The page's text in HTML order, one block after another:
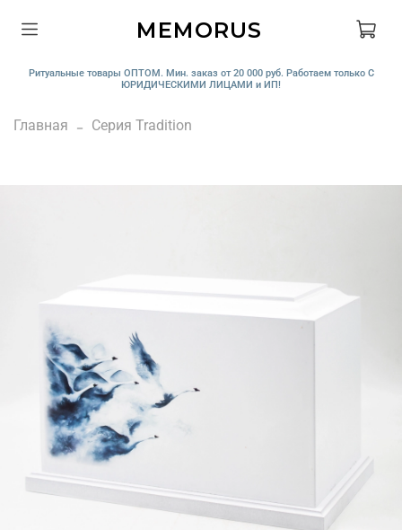
MEMORUS
Ритуальные товары ОПТОМ. Мин. заказ от 20 000 руб. Работаем только С
ЮРИДИЧЕСКИМИ ЛИЦАМИ и ИП!
Главная Серия Tradition